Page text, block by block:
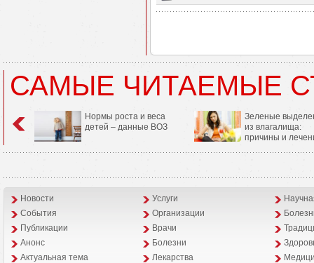
САМЫЕ ЧИТАЕМЫЕ
Нормы роста и веса
детей – данные ВОЗ
Зеленые
из влагалища:
причины и
Новости Услуги
События
Организации
Публикации
Врачи
Анонс
Болезни
Aктуальная тема
Лекарства